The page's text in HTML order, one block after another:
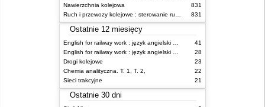
Nawierzchnia kolejowa
831
831
Ostatnie 12 miesięcy
41
28
Drogi kolejowe
23
Chemia analityczna. T. 1, T. 2,
22
Sieci trakcyjne
21
Ostatnie 30 dni